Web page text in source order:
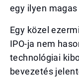
egy ilyen
Egy közel
IPO-ja nem
technológiai
bevezetés